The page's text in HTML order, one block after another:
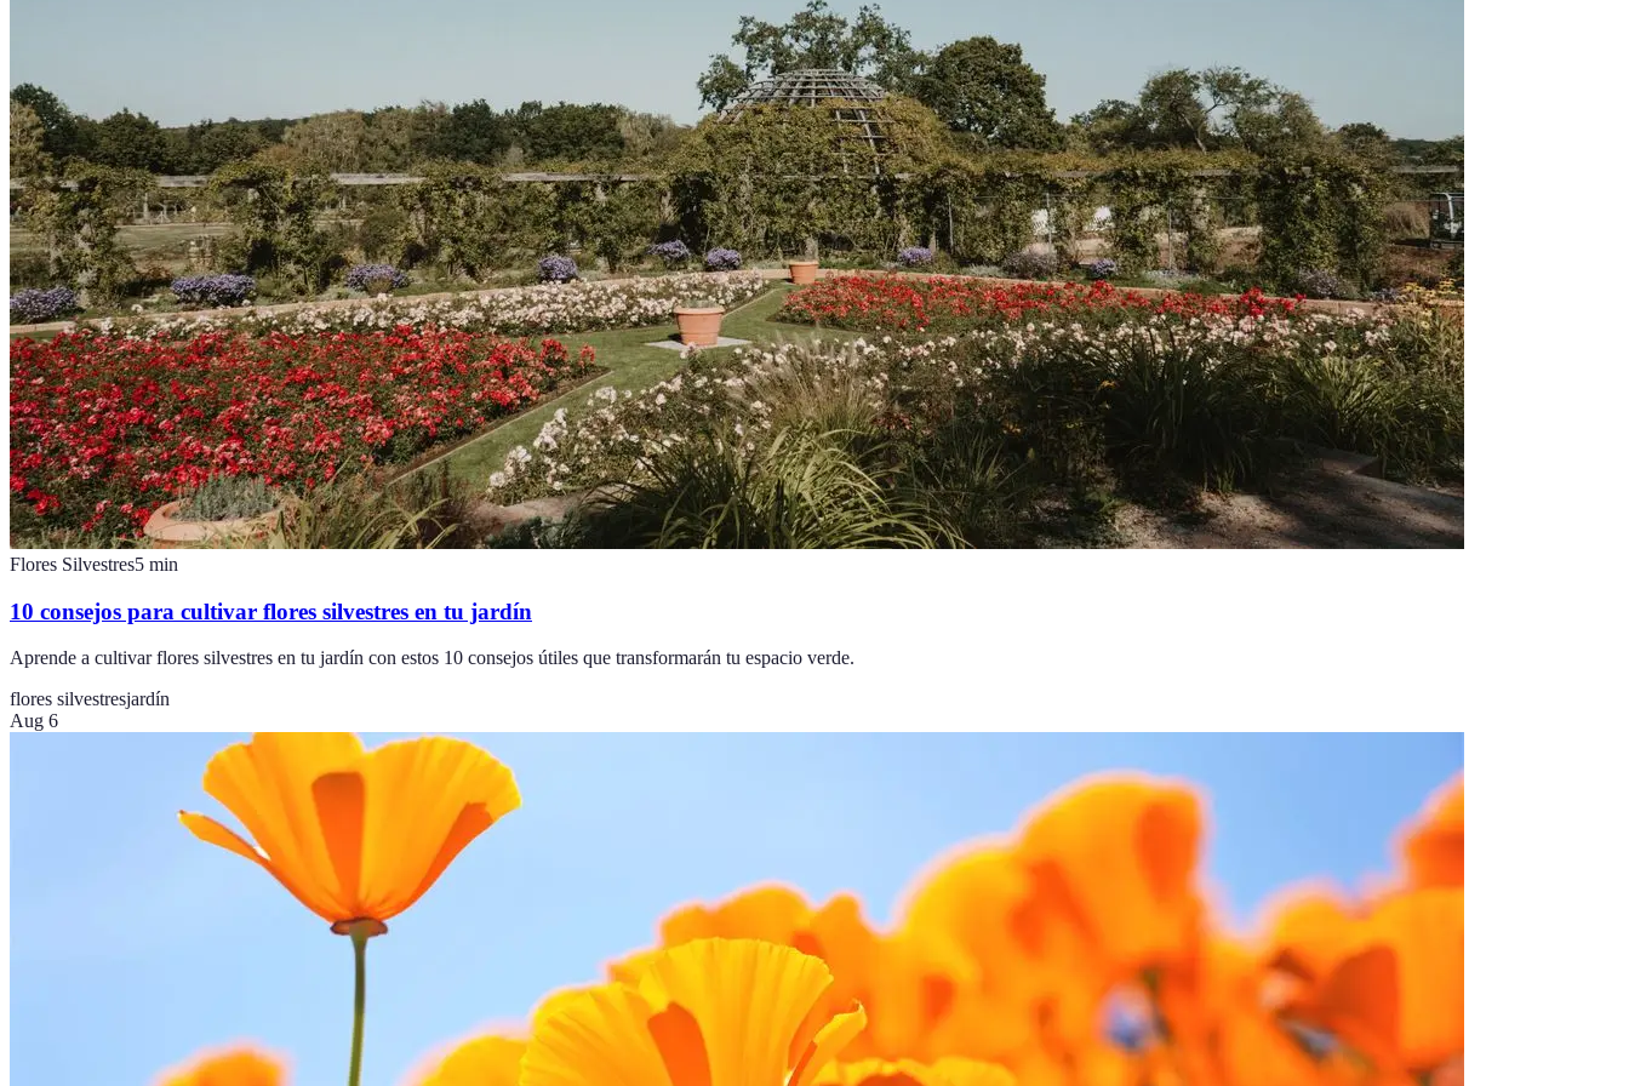
Flores Silvestres5 min
10 consejos para cultivar flores silvestres en tu jardín
Aprende a cultivar flores silvestres en tu jardín con estos 10 consejos útiles que transformarán tu espacio verde.
flores silvestresjardín
Aug 6